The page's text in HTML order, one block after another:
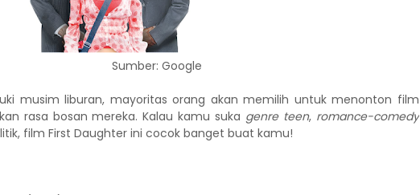
Sumber: Google
musim liburan, mayoritas orang akan memilih untuk menonton film
rasa bosan mereka. Kalau kamu suka genre teen, romance-comedy
film First Daughter ini cocok banget buat kamu!